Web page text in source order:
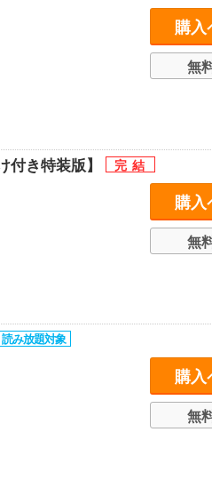
購入
無
付き特装版】
購入
無
購入
無